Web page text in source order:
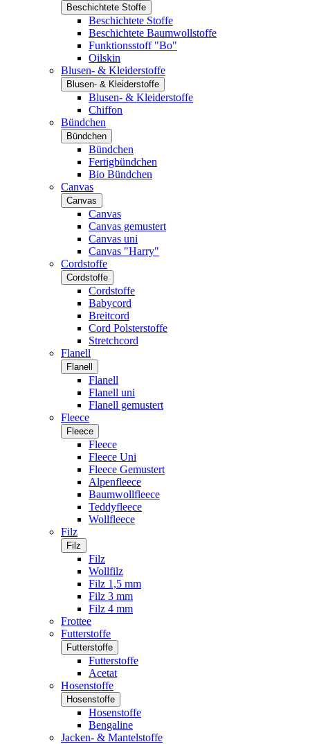
Beschichtete Stoffe
Beschichtete Stoffe
Beschichtete Baumwollstoffe
Funktionsstoff "Bo"
Oilskin
Blusen- & Kleiderstoffe
Blusen- & Kleiderstoffe
Blusen- & Kleiderstoffe
Chiffon
Bündchen
Bündchen
Bündchen
Fertigbündchen
Bio Bündchen
Canvas
Canvas
Canvas
Canvas gemustert
Canvas uni
Canvas "Harry"
Cordstoffe
Cordstoffe
Cordstoffe
Babycord
Breitcord
Cord Polsterstoffe
Stretchcord
Flanell
Flanell
Flanell
Flanell uni
Flanell gemustert
Fleece
Fleece
Fleece
Fleece Uni
Fleece Gemustert
Alpenfleece
Baumwollfleece
Teddyfleece
Wollfleece
Filz
Filz
Filz
Wollfilz
Filz 1,5 mm
Filz 3 mm
Filz 4 mm
Frottee
Futterstoffe
Futterstoffe
Futterstoffe
Acetat
Hosenstoffe
Hosenstoffe
Hosenstoffe
Bengaline
Jacken- & Mantelstoffe